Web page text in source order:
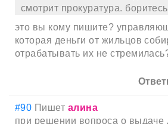
смотрит прокуратура.
это вы кому пишите?
которая деньги от жильцов
отрабатывать их не
#90 Пишет алина
при решении вопроса о выдаче